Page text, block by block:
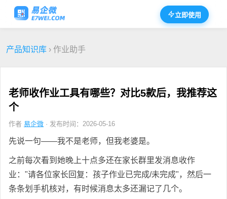
立即使用
产品知识库 › 作业助手
老师收作业工具有哪些？对比5款后，我推荐这
个
作者 易企微 · 发布时间：2026-05-16
先说一句——我不是老师，但我老婆是。
之前每次看到她晚上十点多还在家长群里发消息收作
业："请各位家长回复：孩子作业已完成/未完成"，然后一
条条划手机核对，有时候消息太多还漏记了几个。